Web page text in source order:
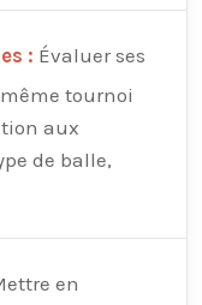
: Évaluer ses
tournoi
aux
de balle,
en